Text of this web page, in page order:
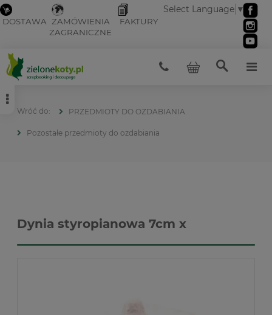
DOSTAWA ZAMÓWIENIA
ZAGRANICZNE
FAKTURY
Select Language ▼
PRZEDMIOTY DO OZDABIANIA
Pozostałe przedmioty do ozdabiania
Dynia styropianowa 7cm x